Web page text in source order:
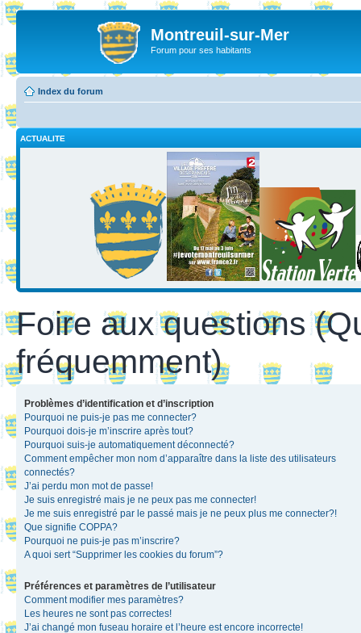
Montreuil-sur-Mer
Forum pour ses habitants
Index du forum
ACTUALITE
Foire aux questions
fréquemment)
Problèmes d’identification et d’inscription
Pourquoi ne puis-je pas me connecter?
Pourquoi dois-je m’inscrire après tout?
Pourquoi suis-je automatiquement déconnecté?
Comment empêcher mon nom d’apparaître dans la liste des utilisateurs
connectés?
J’ai perdu mon mot de passe!
Je suis enregistré mais je ne peux pas me connecter!
Je me suis enregistré par le passé mais je ne peux plus me connecter?!
Que signifie COPPA?
Pourquoi ne puis-je pas m’inscrire?
A quoi sert “Supprimer les cookies du forum”?
Préférences et paramètres de l’utilisateur
Comment modifier mes paramètres?
Les heures ne sont pas correctes!
J’ai changé mon fuseau horaire et l’heure est encore incorrecte!